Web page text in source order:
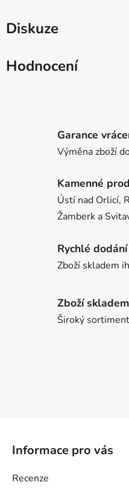
Diskuze
Hodnocení
Garance
Výměna zboží
Kamenné
Ústí nad Orlicí,
Žamberk a
Rychlé dodání
Zboží skladem
Zboží skladem
Široký
Informace pro vás
Recenze